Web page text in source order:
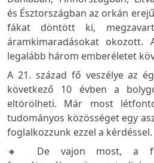
és Észtországban az orkán
fákat döntött ki,
áramkimaradásokat okozott.
legalább három emberéletet
A 21. század fő veszélye az
következő 10 évben a
eltörölheti. Már most
tudományos közösséget egy
foglalkozzunk ezzel a kérdéssel.
🔸 De vajon most, a